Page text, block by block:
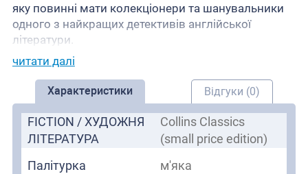
яку повинні мати колекціонери та шанувальники
одного з найкращих детективів англійської
літератури.
читати далі
Характеристики Відгуки (0)
FICTION / ХУДОЖНЯ
ЛІТЕРАТУРА
Collins Classics
(small price edition)
Палітурка
м'яка